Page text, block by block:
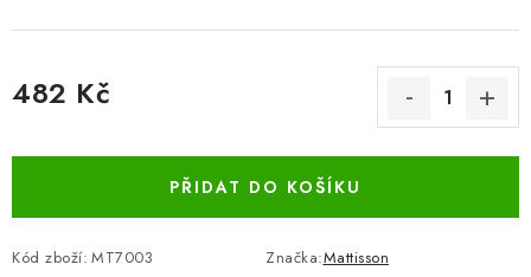
482 Kč
PŘIDAT DO KOŠÍKU
Kód zboží: MT7003 Značka:Mattisson